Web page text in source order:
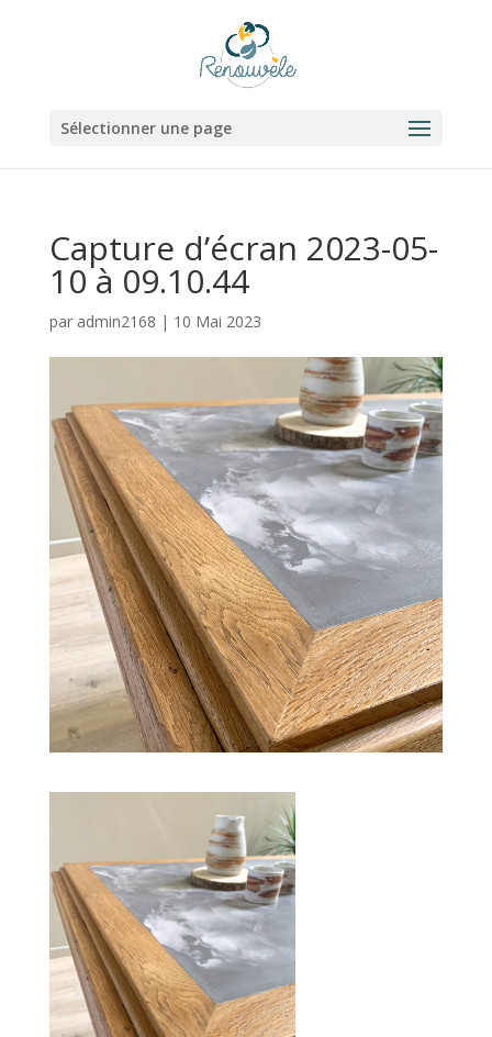
Sélectionner une page
Capture d’écran 2023-05-
10 à 09.10.44
par admin2168 | 10 Mai 2023